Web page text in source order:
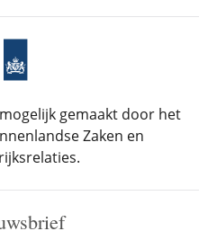
gemaakt door het
Zaken en